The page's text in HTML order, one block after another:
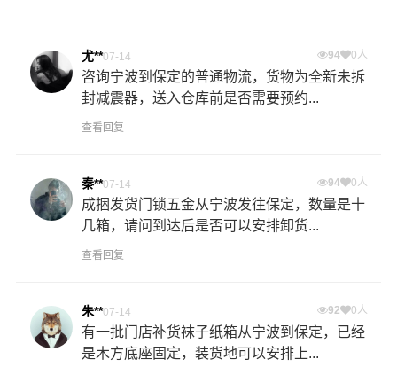
尤**07-14 94 0人
咨询宁波到保定的普通物流，货物为全新未拆
封减震器，送入仓库前是否需要预约...
查看回复
秦**07-14 94 0人
成捆发货门锁五金从宁波发往保定，数量是十
几箱，请问到达后是否可以安排卸货...
查看回复
朱**07-14 92 0人
有一批门店补货袜子纸箱从宁波到保定，已经
是木方底座固定，装货地可以安排上...